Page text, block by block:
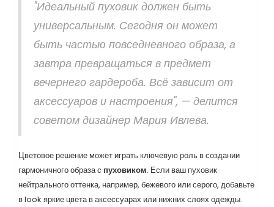
"Идеальный пуховик должен быть
универсальным. Сегодня он может
быть частью повседневного образа, а
завтра превращаться в предмет
вечернего гардероба. Всё зависит от
аксессуаров и настроения", — делится
советом дизайнер Мария Ивлева.
Цветовое решение может играть ключевую роль в создании
гармоничного образа с пуховиком. Если ваш пуховик
нейтрального оттенка, например, бежевого или серого, добавьте
в look яркие цвета в аксессуарах или нижних слоях одежды.